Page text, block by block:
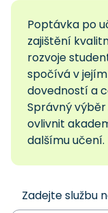
Poptávka po
zajištění
rozvoje
spočívá v
dovedností a
Správný
ovlivnit
dalšímu učení.
Zadejte službu